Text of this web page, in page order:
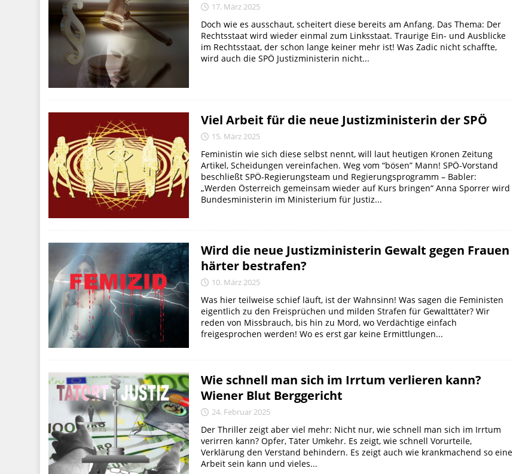
17. März 2025
Doch wie es ausschaut, scheitert diese bereits am Anfang. Das Thema: Der
Rechtsstaat wird wieder einmal zum Linksstaat. Traurige Ein- und Ausblicke
im Rechtsstaat, der schon lange keiner mehr ist! Was Zadic nicht schaffte,
wird auch die SPÖ Justizministerin nicht...
Viel Arbeit für die neue Justizministerin der SPÖ
15. März 2025
Feministin wie sich diese selbst nennt, will laut heutigen Kronen Zeitung
Artikel, Scheidungen vereinfachen. Weg vom “bösen” Mann! SPÖ-Vorstand
beschließt SPÖ-Regierungsteam und Regierungsprogramm – Babler:
„Werden Österreich gemeinsam wieder auf Kurs bringen“ Anna Sporrer wird
Bundesministerin im Ministerium für Justiz...
Wird die neue Justizministerin Gewalt gegen Frauen
härter bestrafen?
10. März 2025
Was hier teilweise schief läuft, ist der Wahnsinn! Was sagen die Feministen
eigentlich zu den Freisprüchen und milden Strafen für Gewalttäter? Wir
reden von Missbrauch, bis hin zu Mord, wo Verdächtige einfach
freigesprochen werden! Wo es erst gar keine Ermittlungen...
Wie schnell man sich im Irrtum verlieren kann?
Wiener Blut Berggericht
24. Februar 2025
Der Thriller zeigt aber viel mehr: Nicht nur, wie schnell man sich im Irrtum
verirren kann? Opfer, Täter Umkehr. Es zeigt, wie schnell Vorurteile,
Verklärung den Verstand behindern. Es zeigt auch wie krankmachend so eine
Arbeit sein kann und vieles...